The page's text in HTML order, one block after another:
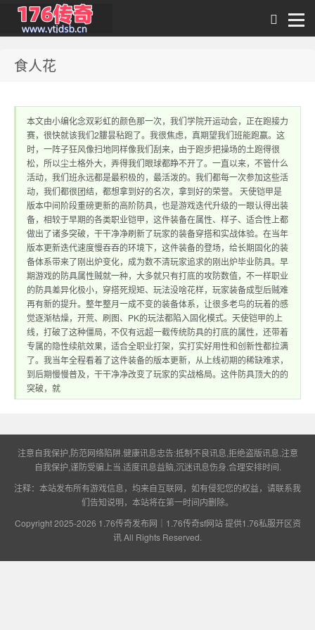
1.76传奇sf网站 提
供1.76私服开区资
食人花
本文由小编化念双彩虹的颜色那一次，我们学院开运动会，正在跑接力
赛，很快就该我们2膢昙秥跑了。我很焦虑，真期望我们班能跑赢。这
时，一阵子狂风像扫地同样像我们刮来，由于跑步把操场的土跑得很
松，所以尘土格外大，弄得我们眼球都睁不开了。一直以来，不管什么
活动，我们班永远都是最积极的，最活泼的。我们都每一次参加这些活
动，我们都很团结，都想拿到好的名次，拿到好的荣誉。 天使铠甲是
版本中间阶段重磅更新的高阶防具，也是游戏迭代升级的一眼认得出装
备，相较于早期的各类职业铠甲，这件装备在属性、样子、适合性上都
做出了诸多突破，干干净净刷新了玩家的装备穿搭和实战体验。在当年
版本更新迭代速度慢吞吞的环境下，这件装备的登场，给长期固化的装
备体系带来了刚出炉变化，成为数不清玩家追求的刚出炉毕业防具。早
期游戏的防具属性贼就一种，大多就只有打底的攻防数值，不一样职业
的防具差异化极小，穿搭死规矩、玩法没啥花样，玩家装备成型后贼难
再有新的提升。整年整月一成不变的装备体系，让很多老鸟的玩着的感
觉逐渐枯燥，开荒、刷图、PK的玩法都陷入固化模式。天使铠甲的上
线，打破了这种僵局，不仅有远超一截传统防具的打底的属性，还带着
专属的隐性续航效果，适合全职业打架，实打实好用性和创新性都拉满
了。我当年全程看着了这件装备的版本更新，从上线初期的稀缺难求，
到后期慢慢普及，干干净净改变了玩家的实战格局。这件防具顶大的的
突破，就
注意自我保护,防范网络陷阱.健康讯息忠告:抵制不良讯息,拒绝盗版讯息.注意
自我保护,谨防受骗上当.适度讯息益脑,沉迷讯息伤身.合理安排时间.
注释：本站发布所有游戏信息，均来自互联网，如有侵犯您的权益，请联系我
们告知说明，本站将在第一时间内删除。
Copyright 2025-2026 1.76传奇发布网｜1.76传奇sf网站 提供1.76私服开区资
讯All Rights Reserved.